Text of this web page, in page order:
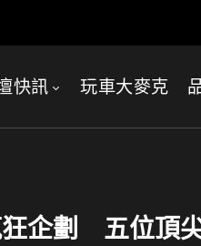
快訊 玩車大麥克
企劃 五位頂